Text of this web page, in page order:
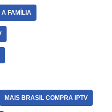
FAMÍLIA
MAIS BRASIL COMPRA IPTV